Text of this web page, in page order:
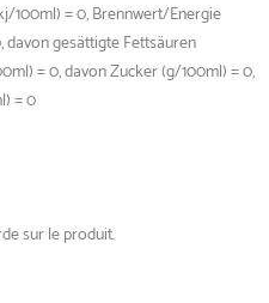
100ml) = 0, Brennwert/Energie
gesättigte Fettsäuren
= 0, davon Zucker (g/100ml) = 0,
= 0
sur le produit.